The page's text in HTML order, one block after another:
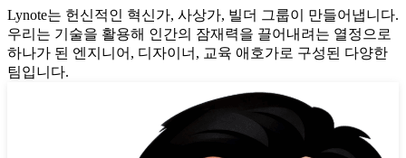
Lynote는 헌신적인 혁신가, 사상가, 빌더 그룹이 만들어냅니다.
우리는 기술을 활용해 인간의 잠재력을 끌어내려는 열정으로
하나가 된 엔지니어, 디자이너, 교육 애호가로 구성된 다양한
팀입니다.